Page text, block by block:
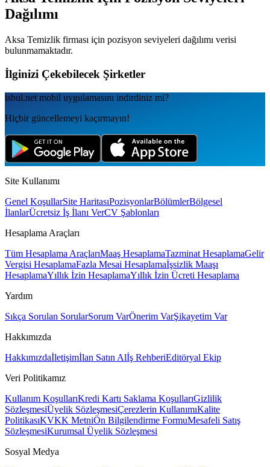
Dağılımı
Aksa Temizlik firması için pozisyon seviyeleri dağılımı verisi
bulunmamaktadır.
İlginizi Çekebilecek Şirketler
isbul.net mobil uygulamаsını indirdiniz mi?
Hiçbir güncellemeyi kaçırmayın!
Site Kullanımı
Genel KoşullarSite HaritasıPozisyonlarBölümlerBölgesel
İlanlarÜcretsiz İş İlanı VerCV Şablonları
Hesaplama Araçları
Tüm Hesaplama AraçlarıMaaş HesaplamaTazminat HesaplamaGelir
Vergisi HesaplamaFazla Mesai Hesaplamaİşsizlik Maaşı
HesaplamaYıllık İzin HesaplamaYıllık İzin Ücreti Hesaplama
Yardım
Sıkça Sorulan SorularSorum VarÖnerim VarŞikayetim Var
Hakkımızda
Hakkımızdaİletişimİlan Satın Alİş RehberiEditöryal Ekip
Veri Politikamız
Kullanım KoşullarıKredi Kartı Saklama KoşullarıGizlilik
SözleşmesiÜyelik SözleşmesiÇerezlerin KullanımıKalite
PolitikasıKVKK MetniÖn Bilgilendirme FormuMesafeli Satış
SözleşmesiKurumsal Üyelik Sözleşmesi
Sosyal Medya